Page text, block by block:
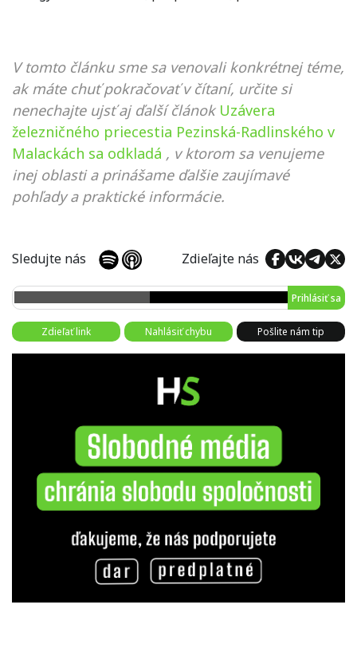
V tomto článku sme sa venovali konkrétnej téme,
ak máte chuť pokračovať v čítaní, určite si
nenechajte ujsť aj ďalší článok Uzávera
železničného priecestia Pezinská-Radlinského v
Malackách sa odkladá , v ktorom sa venujeme
inej oblasti a prinášame ďalšie zaujímavé
pohľady a praktické informácie.
Sledujte nás Zdieľajte nás
Prihlásiť sa
Zdieľať link Nahlásiť chybu Pošlite nám tip